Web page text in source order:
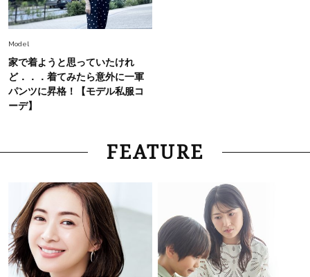
旬着こなし3選。地味見え回避のコツは「バッグ
選び」！
Fashion
スタイリストが本気で推す！40代がほどよく華
やぐ【甘め黒アイテム】3選
Model
家で着ようと思っていたけれ
ど．．．着てみたら意外に一軍
パンツに昇格！【モデル私服コ
ーデ】
FEATURE